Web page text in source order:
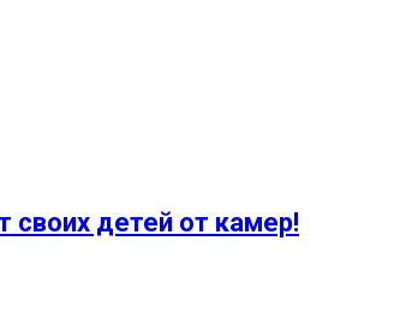
своих детей от камер!